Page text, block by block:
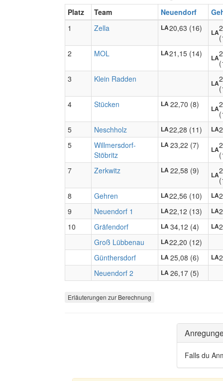
Platz Team Neuendorf
1
Zella LA20,63 (16) LA
2
MOL LA21,15 (14) LA
3
Klein Radden LA
4
Stücken LA22,70 (8) LA
5
Neschholz LA22,28 (11) LA
5
Willmersdorf-
Stöbritz
LA23,22 (7) LA
7
Zerkwitz LA22,58 (9) LA
8
Gehren LA22,56 (10) LA
9
Neuendorf 1 LA22,12 (13) LA
10
Gräfendorf LA34,12 (4) LA
Groß Lübbenau
LA22,20 (12)
Günthersdorf
LA25,08 (6) LA
Neuendorf 2
LA26,17 (5)
Erläuterungen zur Berechnung
Falls du